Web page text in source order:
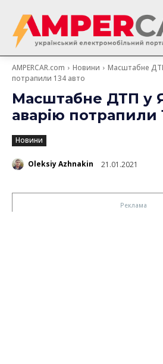
AMPERCAR.com Новини
Масштабне ДТП
потрапили 134 авто
Масштабне ДТП у
аварію потрапили
Новини
Oleksiy Azhnakin 21.01.2021